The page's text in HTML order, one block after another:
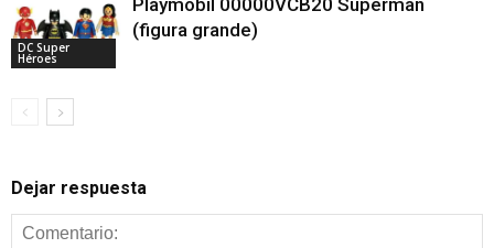
DC Super
Héroes
(figura grande)
Dejar respuesta